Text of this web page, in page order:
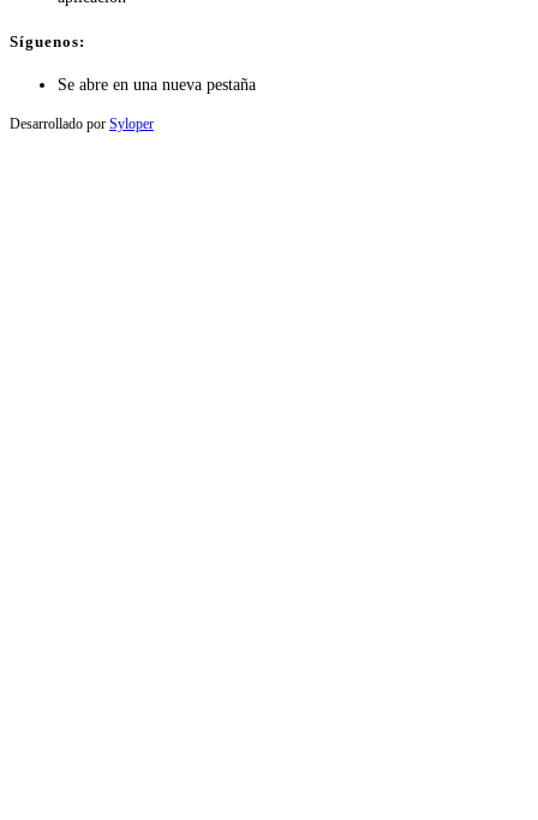
Síguenos:
Se abre en una nueva pestaña
Desarrollado por Syloper